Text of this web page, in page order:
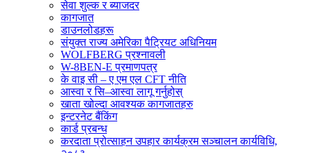
सेवा शुल्क र ब्याजदर
कागजात
डाउनलोडहरू
संयुक्त राज्य अमेरिका पैट्रियट अधिनियम
WOLFBERG प्रश्नावली
W-8BEN-E प्रमाणपत्र
के वाइ सी – ए एम एल CFT नीति
आस्वा र सि–आस्वा लागू गर्नुहोस्
खाता खोल्दा आवश्यक कागजातहरु
इन्टरनेट बैंकिंग
कार्ड प्रबन्ध
करदाता प्रोत्साहन उपहार कार्यक्रम सञ्चालन कार्यविधि,